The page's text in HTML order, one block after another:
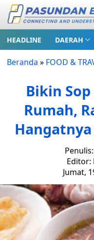
HEADLINE DAERAH
Beranda » FOOD &
Bikin
Rumah,
Hangatnya
Penulis:
Editor:
Jumat,